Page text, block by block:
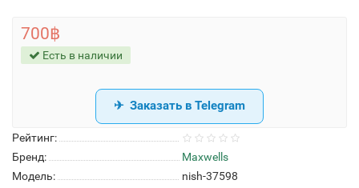
Рейтинг:
Бренд:
Maxwells
Модель:
nish-37598
700฿
Есть в наличии
Заказать в Telegram